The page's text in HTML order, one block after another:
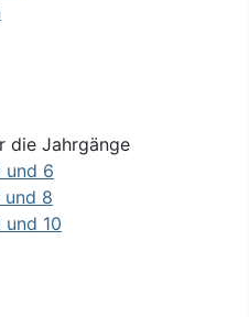
die Jahrgänge
und 6
und 8
10